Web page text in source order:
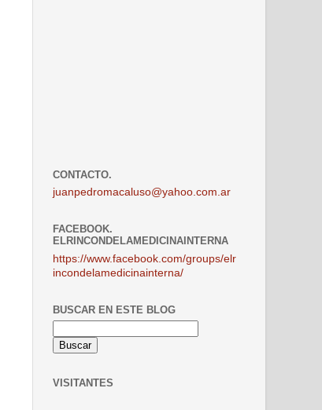
CONTACTO.
juanpedromacaluso@yahoo.com.ar
FACEBOOK.
ELRINCONDELAMEDICINAINTERNA
https://www.facebook.com/groups/elr
incondelamedicinainterna/
BUSCAR EN ESTE BLOG
VISITANTES